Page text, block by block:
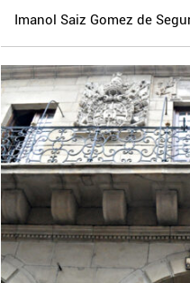
Imanol Saiz Gomez de